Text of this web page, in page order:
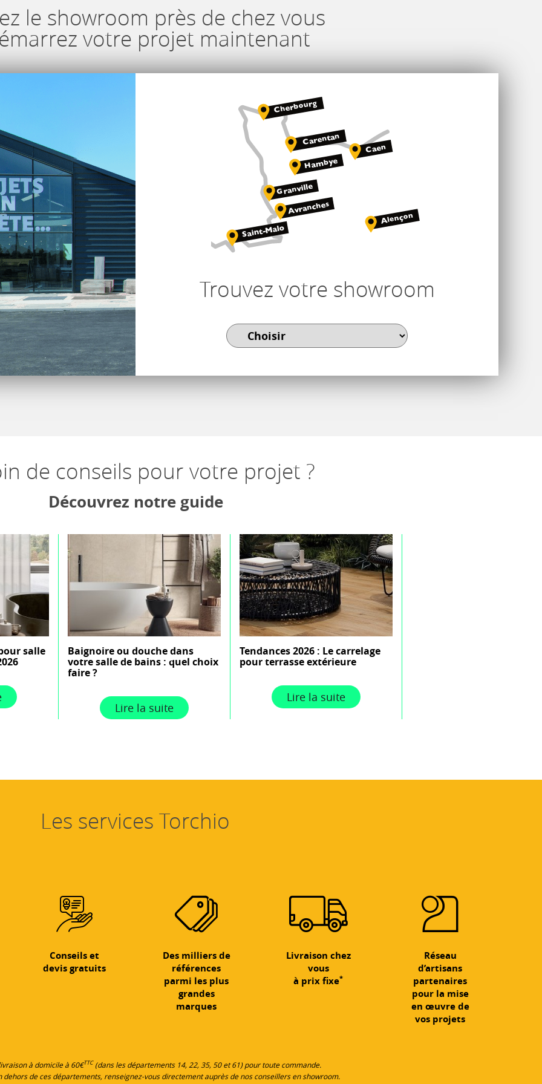
le showroom près de chez vous
votre projet maintenant
Trouvez votre showroom
de conseils pour votre projet ?
Découvrez notre guide
salle
Baignoire ou douche dans
votre salle de bains : quel choix
faire ?
Lire la suite
Tendances 2026 : Le carrelage
pour terrasse extérieure
Lire la suite
Les services Torchio
Conseils et
devis gratuits
Des milliers de
références
parmi les plus
grandes
marques
Livraison chez
vous
à prix fixe*
Réseau
d’artisans
partenaires
pour la mise
en œuvre de
vos projets
à domicile à 60€TTC(dans les départements 14, 22, 35, 50 et 61) pour toute commande.
dehors de ces départements, renseignez-vous directement auprès de nos conseillers en showroom.